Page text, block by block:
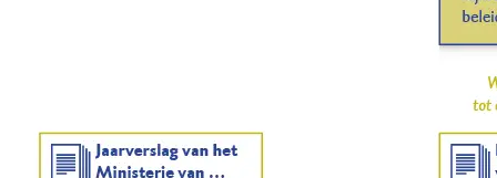
Beeld: We zien een formulier links in beeld
Tekst: Zijn de zaken goed geregeld op de
Beeld: We zien een gebouw met een tandwiel
Daarnaast verschijnt de tekst ‘Zijn de zaken goed